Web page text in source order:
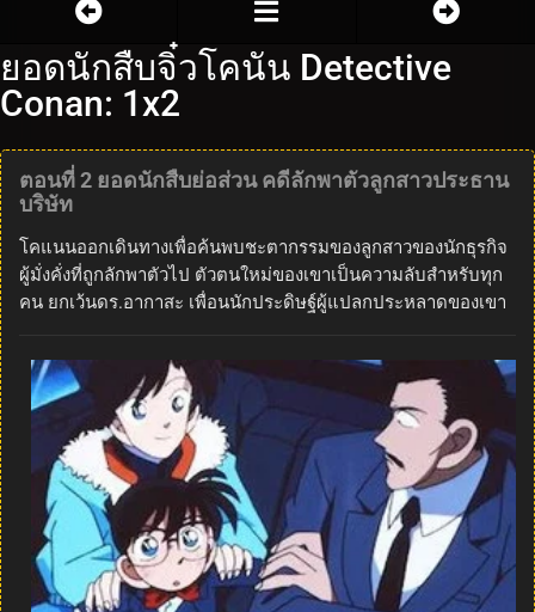
ยอดนักสืบจิ๋วโคนัน Detective
Conan: 1x2
ตอนที่ 2 ยอดนักสืบย่อส่วน คดีลักพาตัวลูกสาวประธาน
บริษัท
โคแนนออกเดินทางเพื่อค้นพบชะตากรรมของลูกสาวของนักธุรกิจ
ผู้มั่งคั่งที่ถูกลักพาตัวไป ตัวตนใหม่ของเขาเป็นความลับสำหรับทุก
คน ยกเว้นดร.อากาสะ เพื่อนนักประดิษฐ์ผู้แปลกประหลาดของเขา